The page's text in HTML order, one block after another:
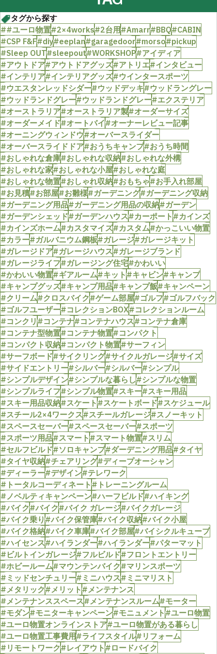
タグから探す
##ユーロ物置#2×4works#2台用#Amarr#BBQ#CABIN
#CSP F&F#diy#eeplan#garagedoor#morso#pickup
#Sleep OUT#sleepout#WORKSHOP#アイディア
#アウトドア#アウトドアグッズ#アトリエ#インタビュー
#インテリア#インテリアグッズ#ウインタースポーツ
#ウエスタンレッドシダー#ウッドデッキ#ウッドラングレー
#ウッドランドグレー#ウッドランドグレー#エクステリア
#オーストラリア#オーストラリア製#オーダーサイズ
#オーダーメイド#オートバイ#オーナーレビュー記事
#オーニングウィンドウ#オーバースライダー
#オーバースライドドア#おうちキャンプ#おうち時間
#おしゃれな倉庫#おしゃれな収納#おしゃれな外構
#おしゃれな家#おしゃれな小屋#おしゃれな庭
#おしゃれな物置#おしゃれ収納#おもちゃ#お手入れ部屋
#お見積#お部屋#お雛様#ガーデニング#ガーデニング収納
#ガーデニング用品#ガーデニング用品の収納#ガーデン
#ガーデンシェッド#ガーデンハウス#カーポート#カインズ
#カインズホーム#カスタマイズ#カスタム#かっこいい物置
#カラー#ガルバニウム鋼板#ガレージ#ガレージキット
#ガレージドア#ガレージハウス#ガレージブランド
#ガレージライフ#ガレージング住宅#かわいい
#かわいい物置#ギアルーム#キット#キャビン#キャンプ
#キャンプグッズ#キャンプ用品#キャンプ飯#キャンペーン
#クリーム#クロスバイク#ゲーム部屋#ゴルフ#ゴルフバック
#ゴルフユーザー#コレクションBOX#コレクションルーム
#コンクリ#コンテナ#コンテナハウス#コンテナ倉庫
#コンテナ型物置#コンテナ物置#コンパクト
#コンパクト収納#コンパクト物置#サーフィン
#サーフボード#サイクリング#サイクルガレージ#サイズ
#サイドエントリー#シルバー#シルバー#シンプル
#シンプルデザイン#シンプルな暮らし#シンプルな物置
#シンプルライフ#シンプル物置#スキー#スキー用品
#スキー用品収納#スケート#スケートボード#スケジュール
#スチール2×4ワークス#スチールガレージ#スノーキット
#スペースセーバー#スペースセーバー#スポーツ
#スポーツ用品#スマート#スマート物置#スリム
#セルフビルド#ソロキャンプ#ダーデニング用品#タイヤ
#タイヤ収納#チェアリング#ディープオーシャン
#ディーラー#デザイン#テレワーク
#トータルコーディネート#トレーニングルーム
#ノベルティキャンペーン#ハーフビルド#ハイキング
#バイク#バイク#バイク ガレージ#バイクガレージ
#バイク乗り#バイク保管庫#バイク収納#バイク小屋
#バイク格納#バイク車庫#バイク部屋#バイシクルキューブ
#ハイセンス#ハイランダー#ハイランダー#パターマット
#ビルトインガレージ#フルビルド#フロントエントリー
#ホビールーム#マウンテンバイク#マリンスポーツ
#ミッドセンチュリー#ミニハウス#ミニマリスト
#メタリック#メリット#メンテナンス
#メンテナンススペース#メンテナンスルーム#モーター
#モダン#モニターキャンペーン#モニュメント#ユーロ物置
#ユーロ物置オンラインストア#ユーロ物置がある暮らし
#ユーロ物置工事費用#ライフスタイル#リフォーム
#リモートワーク#レイアウト#ロードバイク